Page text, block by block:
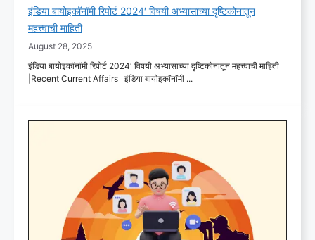
इंडिया बायोइकॉनॉमी रिपोर्ट 2024′ विषयी अभ्यासाच्या दृष्टिकोनातून
महत्त्वाची माहिती
August 28, 2025
इंडिया बायोइकॉनॉमी रिपोर्ट 2024′ विषयी अभ्यासाच्या दृष्टिकोनातून महत्त्वाची माहिती
|Recent Current Affairs इंडिया बायोइकॉनॉमी ...